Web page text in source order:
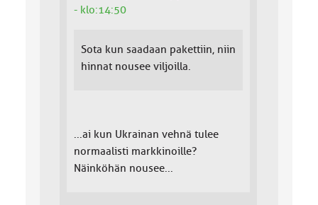
- klo:14:50
Sota kun saadaan pakettiin, niin
hinnat nousee viljoilla.
...ai kun Ukrainan vehnä tulee
normaalisti markkinoille?
Näinköhän nousee...